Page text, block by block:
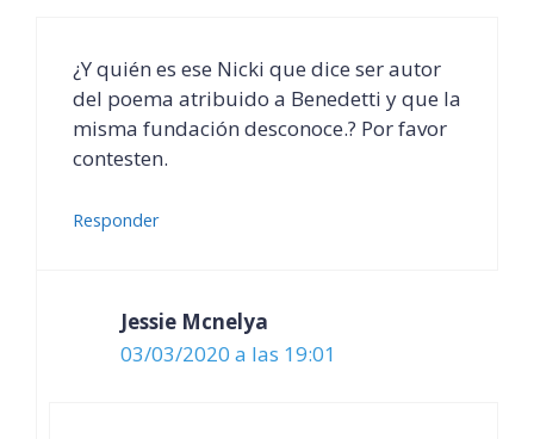
¿Y quién es ese Nicki que dice ser autor
del poema atribuido a Benedetti y que la
misma fundación desconoce.? Por favor
contesten.
Responder
Jessie Mcnelya
03/03/2020 a las 19:01